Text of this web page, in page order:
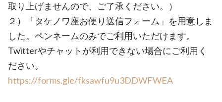
取り上げませんので、ご了承ください。）
２）「タケノワ座お便り送信フォーム」を用意しま
した。ペンネームのみでご利用いただけます。
Twitterやチャットが利用できない場合にご利用く
ださい。
https://forms.gle/fksawfu9u3DDWFWEA